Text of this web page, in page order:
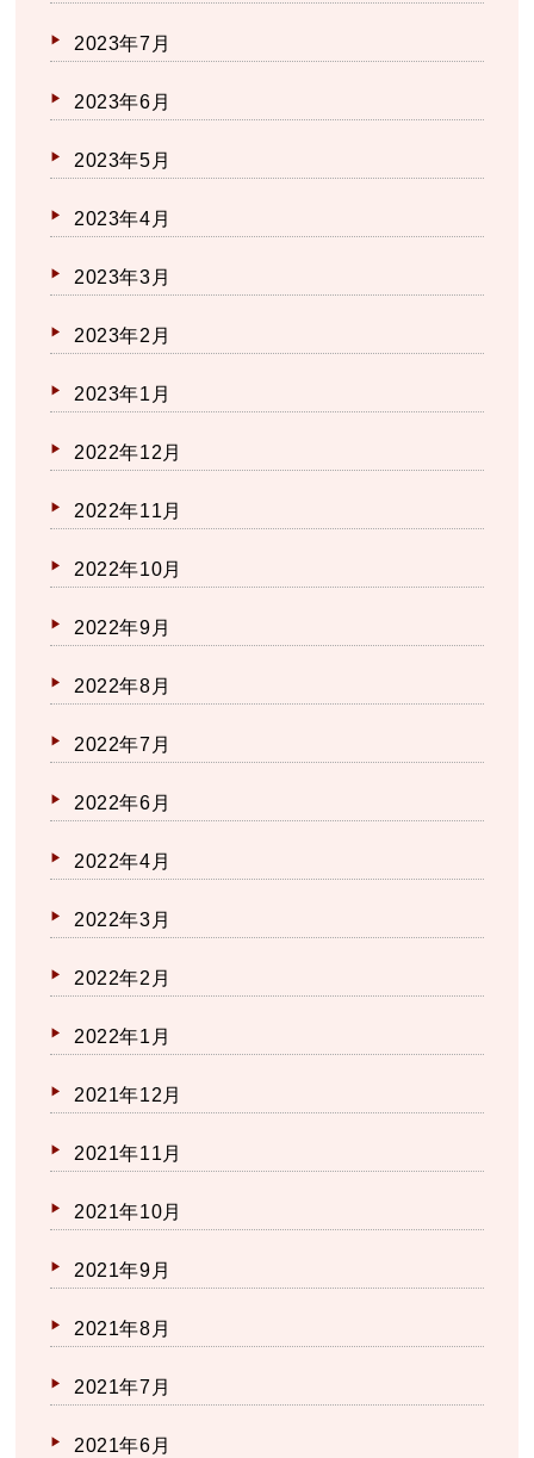
2023年7月
2023年6月
2023年5月
2023年4月
2023年3月
2023年2月
2023年1月
2022年12月
2022年11月
2022年10月
2022年9月
2022年8月
2022年7月
2022年6月
2022年4月
2022年3月
2022年2月
2022年1月
2021年12月
2021年11月
2021年10月
2021年9月
2021年8月
2021年7月
2021年6月